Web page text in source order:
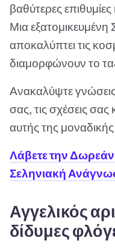
βαθύτερες
Μια
αποκαλύπτει τις
διαμορφώνουν το
Ανακαλύψτε
σας, τις σχέσεις
αυτής της
Λάβετε την
Σεληνιακή
Αγγελικός
δίδυμες